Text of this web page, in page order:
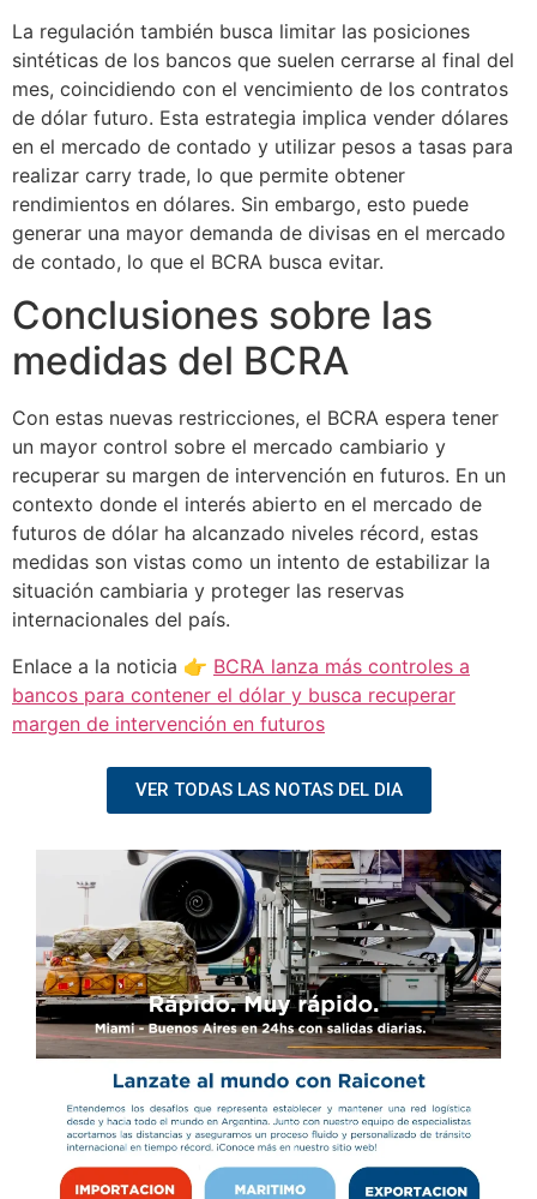
La regulación también busca limitar las posiciones
sintéticas de los bancos que suelen cerrarse al final del
mes, coincidiendo con el vencimiento de los contratos
de dólar futuro. Esta estrategia implica vender dólares
en el mercado de contado y utilizar pesos a tasas para
realizar carry trade, lo que permite obtener
rendimientos en dólares. Sin embargo, esto puede
generar una mayor demanda de divisas en el mercado
de contado, lo que el BCRA busca evitar.
Conclusiones sobre las
medidas del BCRA
Con estas nuevas restricciones, el BCRA espera tener
un mayor control sobre el mercado cambiario y
recuperar su margen de intervención en futuros. En un
contexto donde el interés abierto en el mercado de
futuros de dólar ha alcanzado niveles récord, estas
medidas son vistas como un intento de estabilizar la
situación cambiaria y proteger las reservas
internacionales del país.
Enlace a la noticia 👉 BCRA lanza más controles a
bancos para contener el dólar y busca recuperar
margen de intervención en futuros
VER TODAS LAS NOTAS DEL DIA